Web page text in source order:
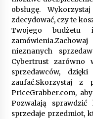
obsługę.
zdecydować, czy te
Twojego budżetu
nieznanych
Cybertrust zarówno
sprzedawców,
zaufać.Skorzystaj z
PriceGrabber.com,
Pozwalają
sprzedaje przedmiot,